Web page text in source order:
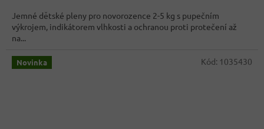
Jemné dětské pleny pro novorozence 2-5 kg s pupečním
výkrojem, indikátorem vlhkosti a ochranou proti protečení až
na...
Novinka Kód: 1035430